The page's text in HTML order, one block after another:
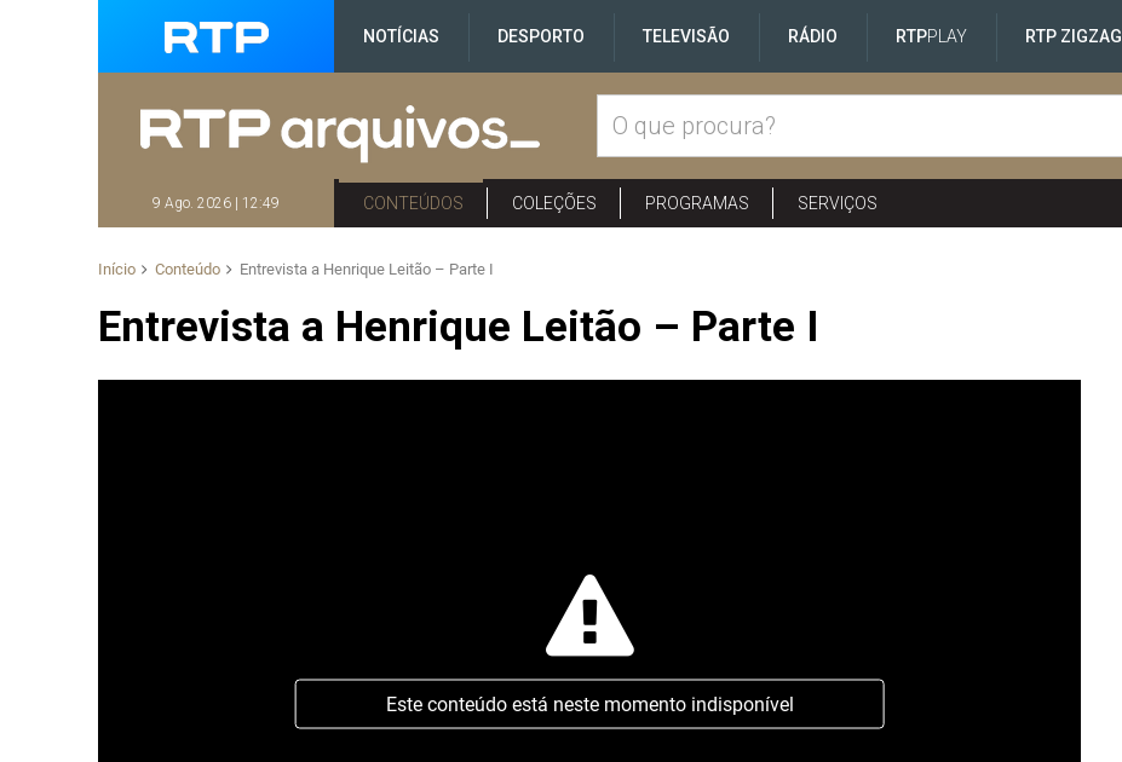
NOTÍCIAS DESPORTO TELEVISÃO RÁDIO RTPPLAY RTP ZIGZAG
9 Ago. 2026 | 12:49 CONTEÚDOS COLEÇÕES PROGRAMAS SERVIÇOS
Início Conteúdo Entrevista a Henrique Leitão – Parte I
Entrevista a Henrique Leitão – Parte I
Este conteúdo está neste momento indisponível